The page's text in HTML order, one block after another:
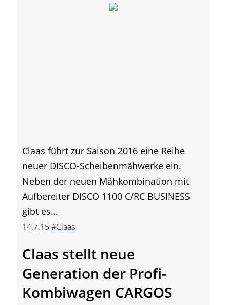
Claas führt zur Saison 2016 eine Reihe
neuer DISCO-Scheibenmähwerke ein.
Neben der neuen Mähkombination mit
Aufbereiter DISCO 1100 C/RC BUSINESS
gibt es...
14.7.15#Claas
Claas stellt neue
Generation der Profi-
Kombiwagen CARGOS